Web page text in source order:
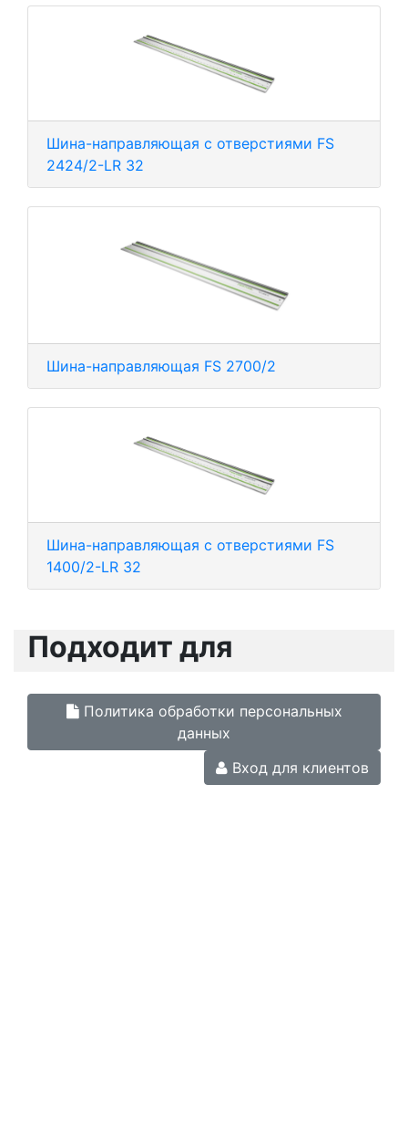
Шина-направляющая с отверстиями FS
2424/2-LR 32
Шина-направляющая FS 2700/2
Шина-направляющая с отверстиями FS
1400/2-LR 32
Подходит для
Политика обработки персональных
данных
Вход для клиентов